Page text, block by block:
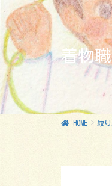
着物
HOME 絞